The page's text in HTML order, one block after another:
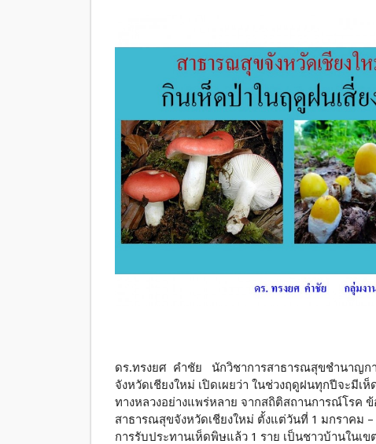
ดร.ทรงยศ คำชัย นักวิชาการสาธารณสุขชำนาญก
จังหวัดเชียงใหม่ เปิดเผยว่า ในช่วงฤดูฝนทุกปีจะมี
ทางหลวงอย่างแพร่หลาย จากสถิติสถานการณ์โรค
สาธารณสุขจังหวัดเชียงใหม่ ตั้งแต่วันที่ 1 มกราค
การรับประทานเห็ดพิษแล้ว 1 ราย เป็นชาวบ้านใน